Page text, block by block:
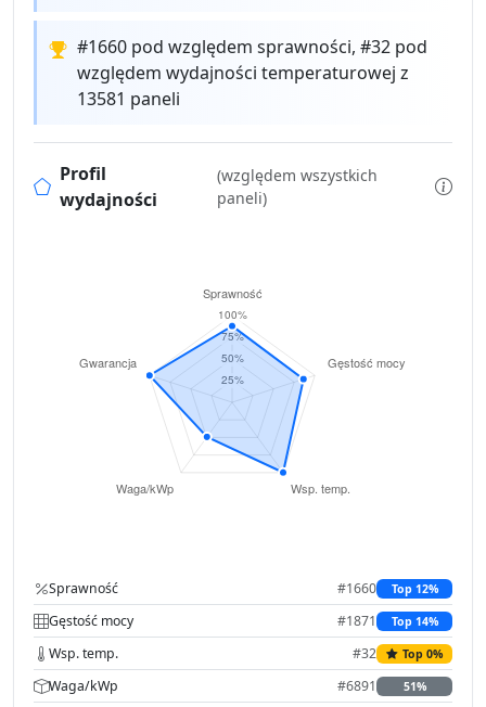
#1660 pod względem sprawności, #32 pod
względem wydajności temperaturowej z
13581 paneli
Profil
wydajności
(względem wszystkich
paneli)
Sprawność #1660 Top 12%
Gęstość mocy #1871 Top 14%
Wsp. temp. #32 Top 0%
Waga/kWp #6891 51%